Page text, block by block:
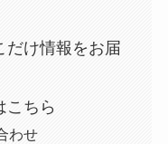
だけ情報をお届
こちら
わせ